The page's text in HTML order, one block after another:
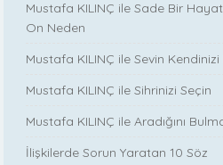
Mustafa KILINÇ ile Sade Bir
On Neden
Mustafa KILINÇ ile Sevin
Mustafa KILINÇ ile Sihrinizi Seçin
Mustafa KILINÇ ile Aradığını
İlişkilerde Sorun Yaratan 10 Söz